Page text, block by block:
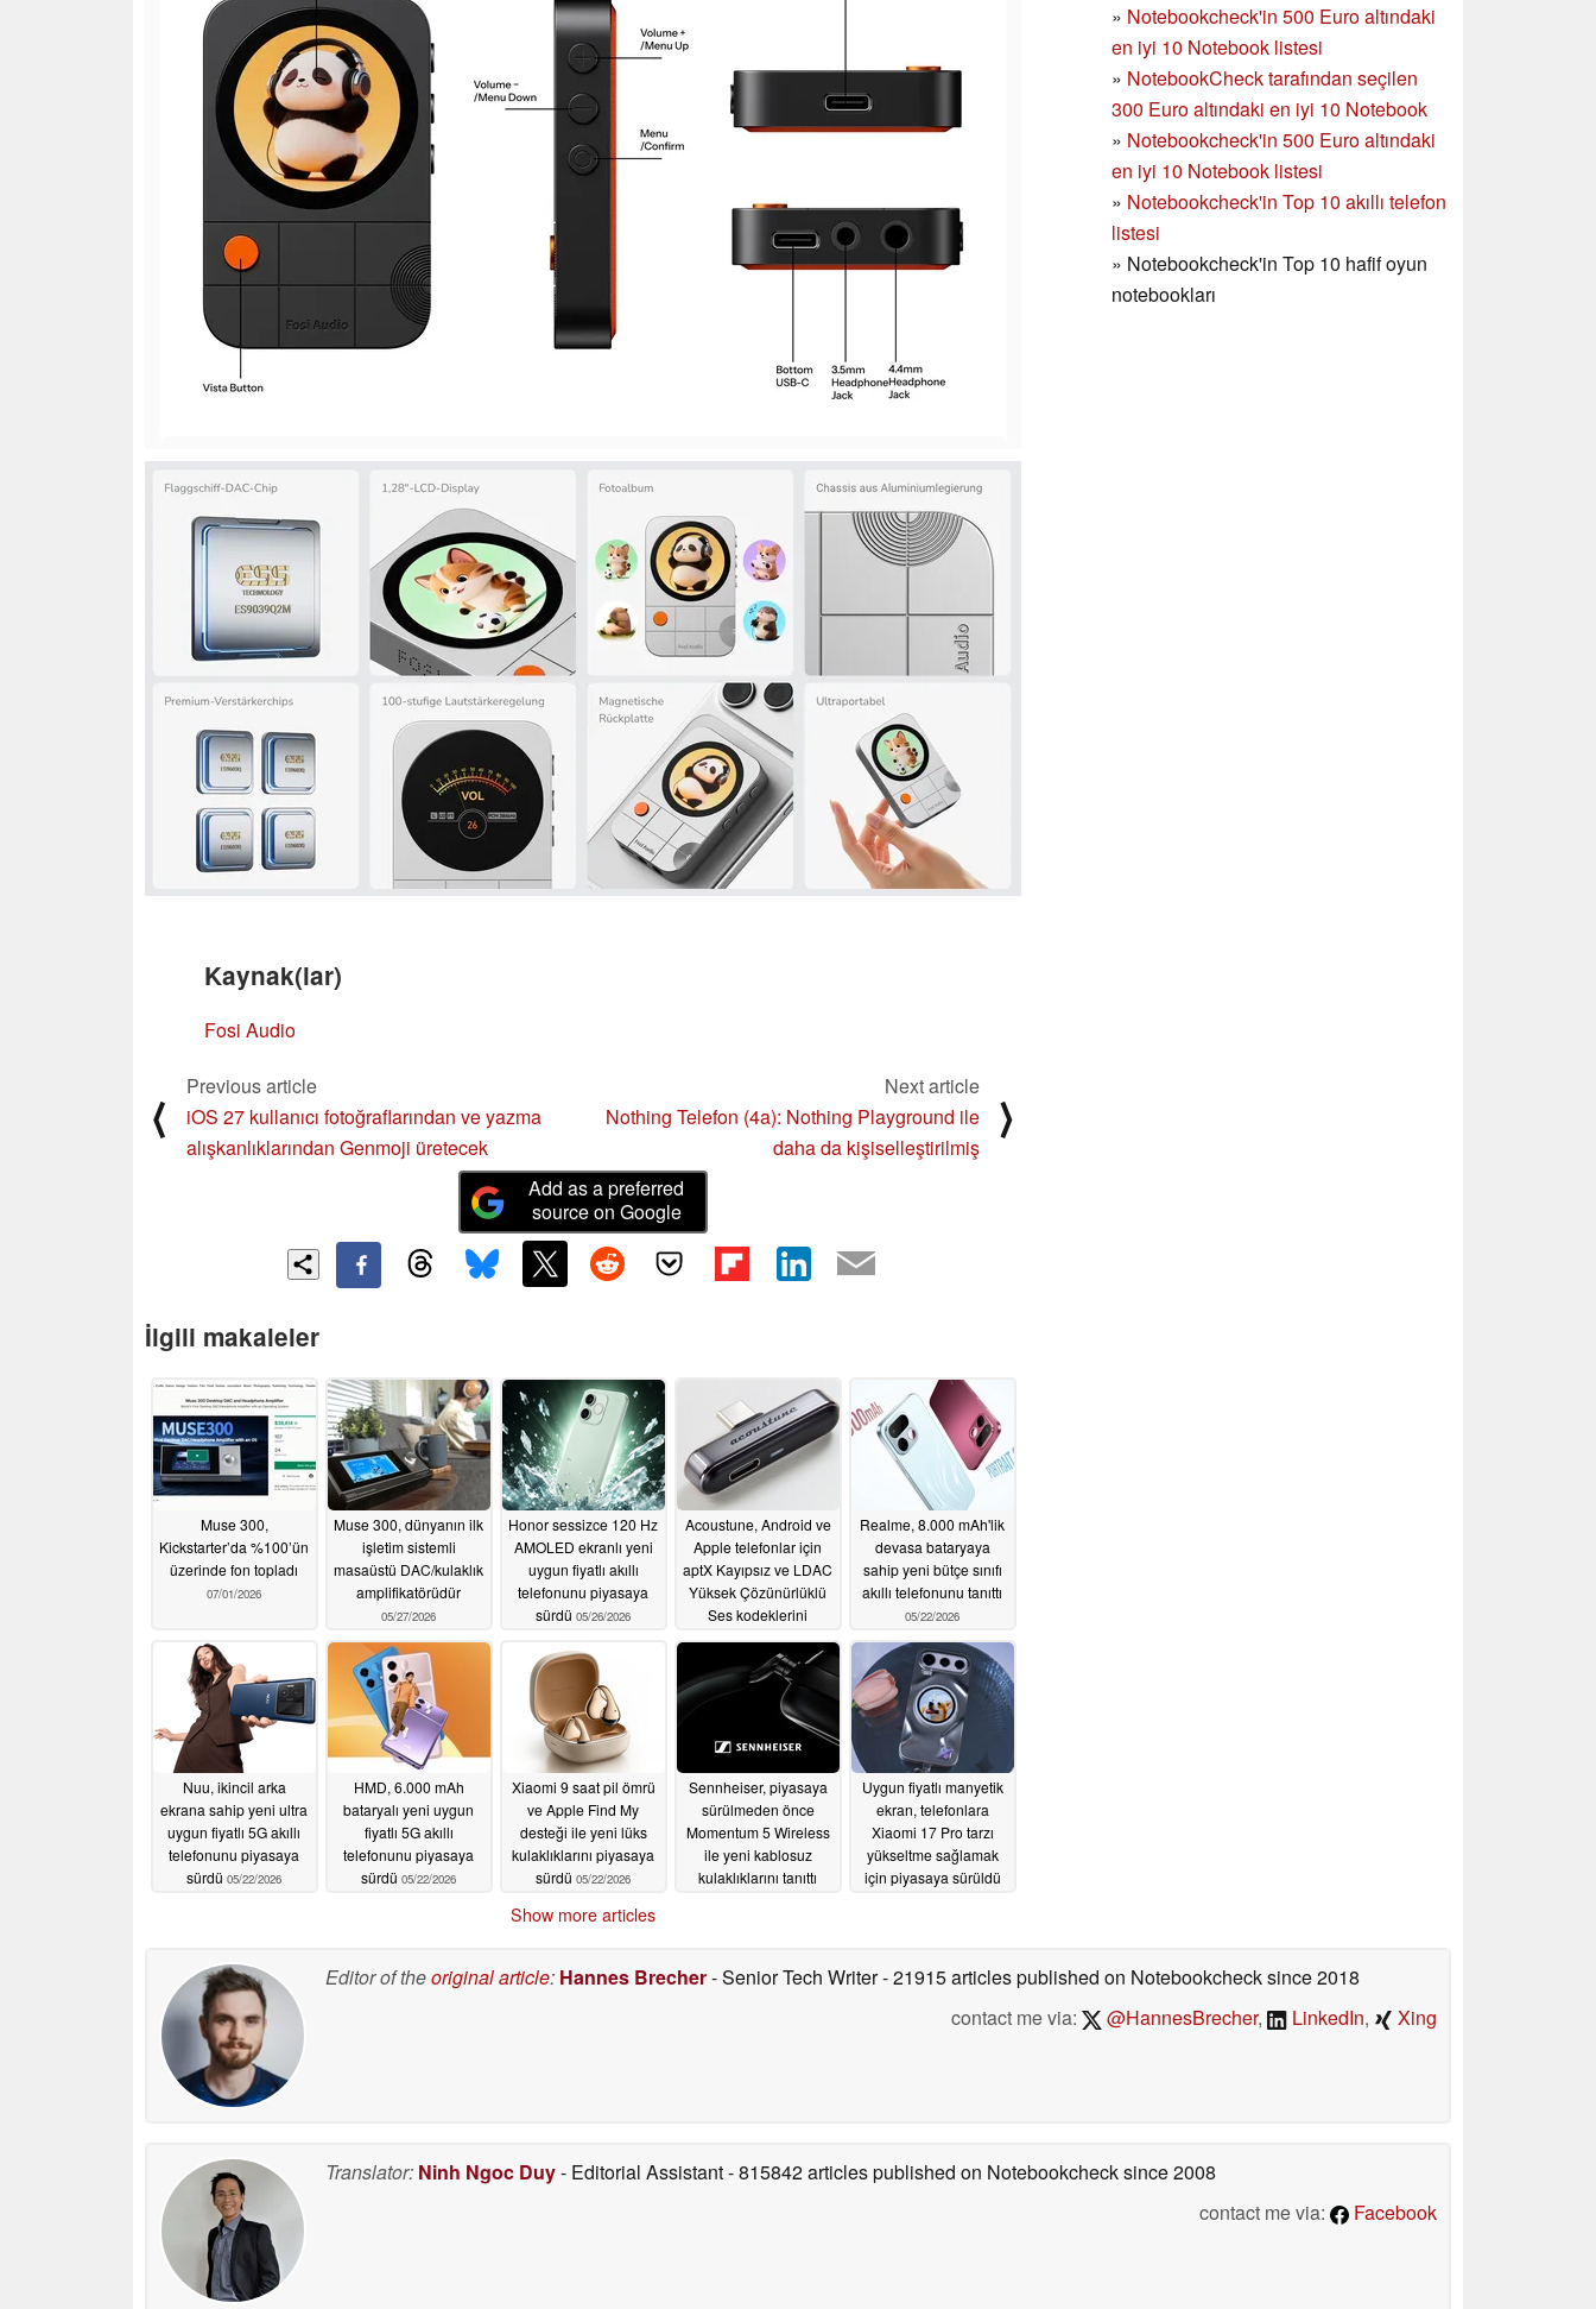
» Notebookcheck'in 500 Euro altındaki
en iyi 10 Notebook listesi
» NotebookCheck tarafından seçilen
300 Euro altındaki en iyi 10 Notebook
» Notebookcheck'in 500 Euro altındaki
en iyi 10 Notebook listesi
» Notebookcheck'in Top 10 akıllı telefon
listesi
» Notebookcheck'in Top 10 hafif oyun
notebookları
Kaynak(lar)
Fosi Audio
⟨
Previous article
iOS 27 kullanıcı fotoğraflarından ve yazma
alışkanlıklarından Genmoji üretecek
Next article
Nothing Telefon (4a): Nothing Playground ile
daha da kişiselleştirilmiş
⟩
Add as a preferred
source on Google
İlgili makaleler
Muse 300,
Kickstarter’da %100’ün
üzerinde fon topladı
07/01/2026
Muse 300, dünyanın ilk
işletim sistemli
masaüstü DAC/kulaklık
amplifikatörüdür
05/27/2026
Honor sessizce 120 Hz
AMOLED ekranlı yeni
uygun fiyatlı akıllı
telefonunu piyasaya
sürdü 05/26/2026
Acoustune, Android ve
Apple telefonlar için
aptX Kayıpsız ve LDAC
Yüksek Çözünürlüklü
Ses kodeklerini
Bluetooth vericisini
tanıttı
05/26/2026
Realme, 8.000 mAh'lik
devasa bataryaya
sahip yeni bütçe sınıfı
akıllı telefonunu tanıttı
05/22/2026
Nuu, ikincil arka
ekrana sahip yeni ultra
uygun fiyatlı 5G akıllı
telefonunu piyasaya
sürdü 05/22/2026
HMD, 6.000 mAh
bataryalı yeni uygun
fiyatlı 5G akıllı
telefonunu piyasaya
sürdü 05/22/2026
Xiaomi 9 saat pil ömrü
ve Apple Find My
desteği ile yeni lüks
kulaklıklarını piyasaya
sürdü 05/22/2026
Sennheiser, piyasaya
sürülmeden önce
Momentum 5 Wireless
ile yeni kablosuz
kulaklıklarını tanıttı
Uygun fiyatlı manyetik
ekran, telefonlara
Xiaomi 17 Pro tarzı
yükseltme sağlamak
için piyasaya sürüldü
Show more articles
Editor of theoriginal article: Hannes Brecher- Senior Tech Writer- 21915 articles published on Notebookchecksince 2018
contact me via:
@HannesBrecher, LinkedIn, Xing
Translator: Ninh Ngoc Duy- Editorial Assistant- 815842 articles published on Notebookchecksince 2008
contact me via:
Facebook